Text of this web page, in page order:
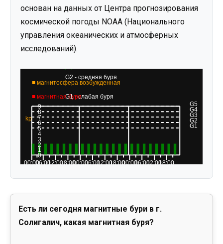
основан на данных от Центра прогнозирования
космической погоды NOAA (Национального
управления океанических и атмосферных
исследований).
Есть ли сегодня магнитные бури в г.
Солигалич, какая магнитная буря?